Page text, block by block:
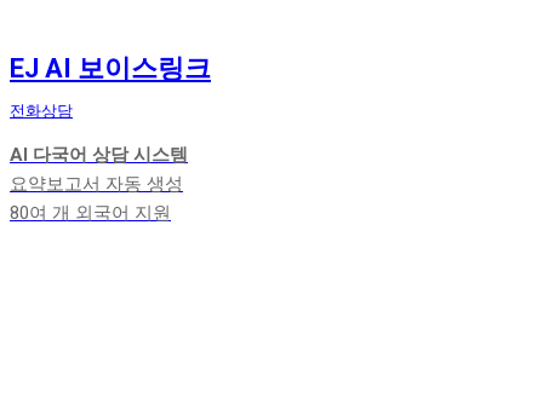
EJ AI 보이스링크
전화상담
AI 다국어 상담 시스템
요약보고서 자동 생성
80여 개 외국어 지원